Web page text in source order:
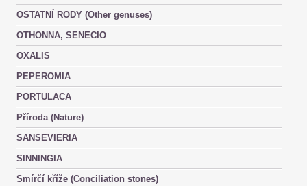
OSTATNÍ RODY (Other genuses)
OTHONNA, SENECIO
OXALIS
PEPEROMIA
PORTULACA
Příroda (Nature)
SANSEVIERIA
SINNINGIA
Smírčí kříže (Conciliation stones)